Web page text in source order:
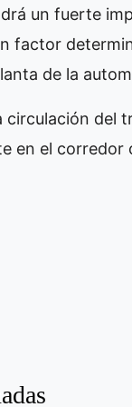
un fuerte
factor
de la
circulación del
en el